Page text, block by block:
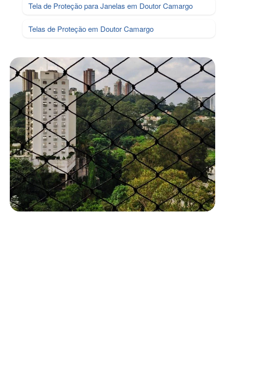
Tela de Proteção para Janelas em Doutor Camargo
Telas de Proteção em Doutor Camargo